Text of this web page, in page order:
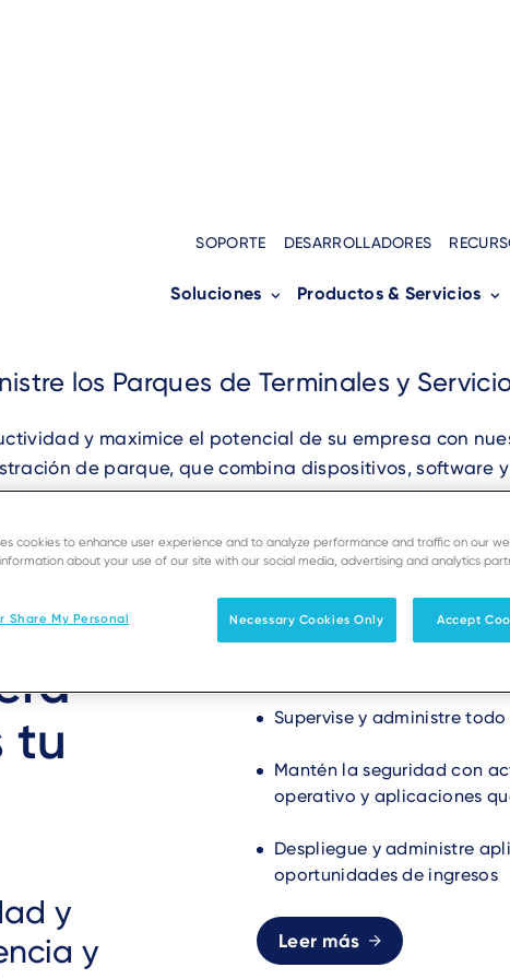
SOPORTE DESARROLLADORES
Soluciones Productos & Servicios
Breadcrumb
Servicios
los Parques de Terminales y
y maximice el potencial de su empresa con
de parque, que combina dispositivos, software
paquete optimizado para sus necesidades.
tu
y
y
Apoye a los comercios
Supervise y administre
Mantén la seguridad con
operativo y aplicaciones
Despliegue y administre
oportunidades de ingresos
Leer más
cookies to enhance user experience and to analyze performance and traffic on our
about your use of our site with our social media, advertising and analytics
Share My Personal
Necessary Cookies Only Accept